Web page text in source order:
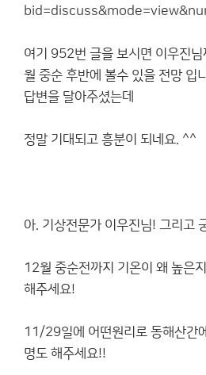
여기 952번 글을 보시면 이우진
월 중순 후반에 볼수 있을 전망 입
답변을 달아주셨는데
정말 기대되고 흥분이 되네요. ^^
아. 기상전문가 이우진님! 그리고
12월 중순전까지 기온이 왜 높은
해주세요!
11/29일에 어떤원리로 동해산간
명도 해주세요!!